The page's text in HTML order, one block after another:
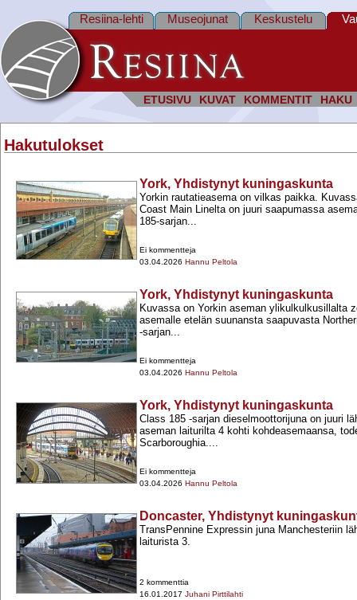
ETUSIVU KUVAT KOMMENTIT HAKU
Resiina-lehti Museojunat Keskustelu
Hakutulokset
York, Yhdistynyt kuningaskunta
Yorkin rautatieasema on vilkas paikka.
Coast Main Linelta on juuri saapumassa
185-​sarjan...
Ei kommentteja
03.04.2026 Hannu Peltola
York, Yhdistynyt kuningaskunta
Kuvassa on Yorkin aseman ylikulkulkusillalta
asemalle etelän suunansta saapuvasta
-​​sarjan...
Ei kommentteja
03.04.2026 Hannu Peltola
York, Yhdistynyt kuningaskunta
Class 185 -​sarjan dieselmoottorijuna on juuri
aseman laiturilta 4 kohti kohdeasemaansa,
Scarboroughia....
Ei kommentteja
03.04.2026 Hannu Peltola
Doncaster, Yhdistynyt
TransPennine Expressin juna Manchesteriin
laiturista 3.
2 kommenttia
16.01.2017 Juhani Pirttilahti